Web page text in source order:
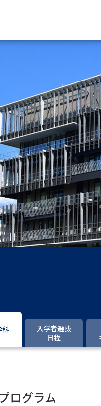
科
入学者選抜
日程
ログラム